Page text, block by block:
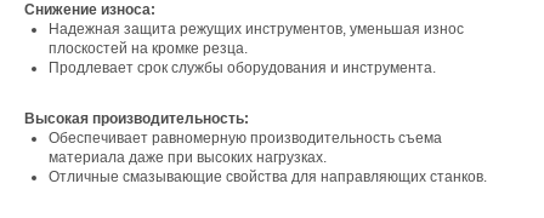
Снижение износа:
Надежная защита режущих инструментов, уменьшая износ
плоскостей на кромке резца.
Продлевает срок службы оборудования и инструмента.
Высокая производительность:
Обеспечивает равномерную производительность съема
материала даже при высоких нагрузках.
Отличные смазывающие свойства для направляющих станков.